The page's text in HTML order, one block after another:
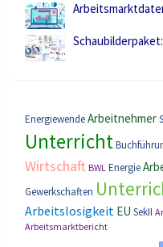
EnergiewendeArbeitnehmer
Unterricht
Wirtschaft BWL Energie
Gewerkschaften
Arbeitslosigkeit EU SekII
Arbeitsmarktbericht